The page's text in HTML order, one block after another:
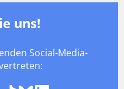
uns!
Social-Media-